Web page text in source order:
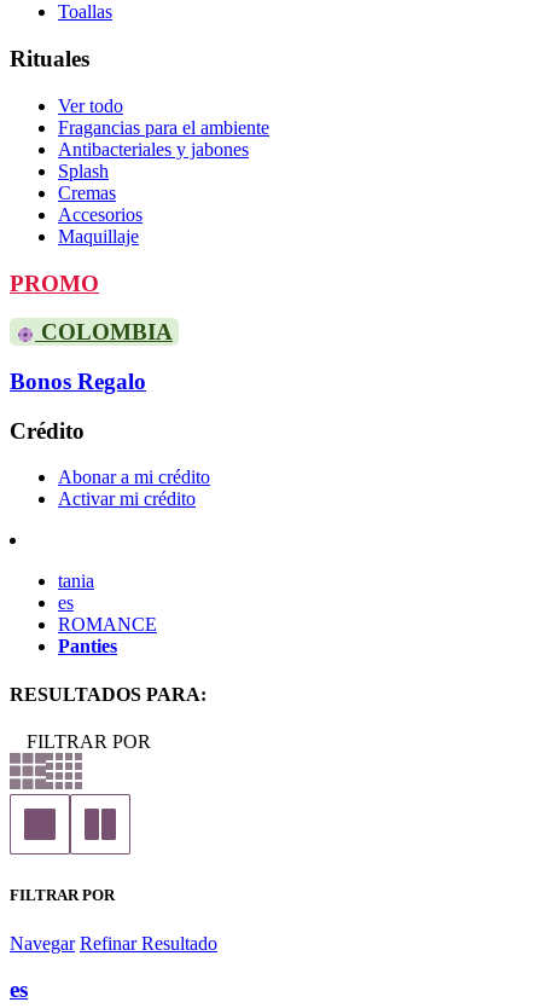
Toallas
Rituales
Ver todo
Fragancias para el ambiente
Antibacteriales y jabones
Splash
Cremas
Accesorios
Maquillaje
PROMO
COLOMBIA
Bonos Regalo
Crédito
Abonar a mi crédito
Activar mi crédito
tania
es
ROMANCE
Panties
RESULTADOS PARA:
FILTRAR POR
FILTRAR POR
Navegar Refinar Resultado
es